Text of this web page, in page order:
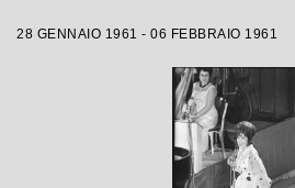
28 GENNAIO 1961 - 06 FEBBRAIO 1961